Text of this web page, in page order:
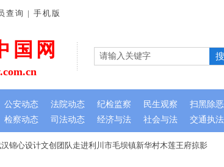
锦心设计文创团队走进利川市毛坝镇新华村木莲王府掠影
国网
检察动态 司法动态 经济与法 社会与法 交通执法
查询 | 手机版
公安动态 法院动态 纪检监察 民生观察 扫黑除恶